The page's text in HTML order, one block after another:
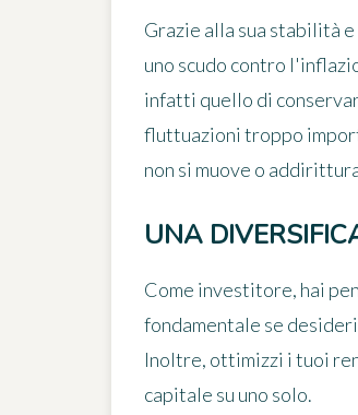
Grazie alla sua stabilità
uno scudo contro
infatti quello di
fluttuazioni troppo
non si muove o
UNA
Come investitore, hai
fondamentale se
Inoltre, ottimizzi i tuoi
capitale su uno solo.